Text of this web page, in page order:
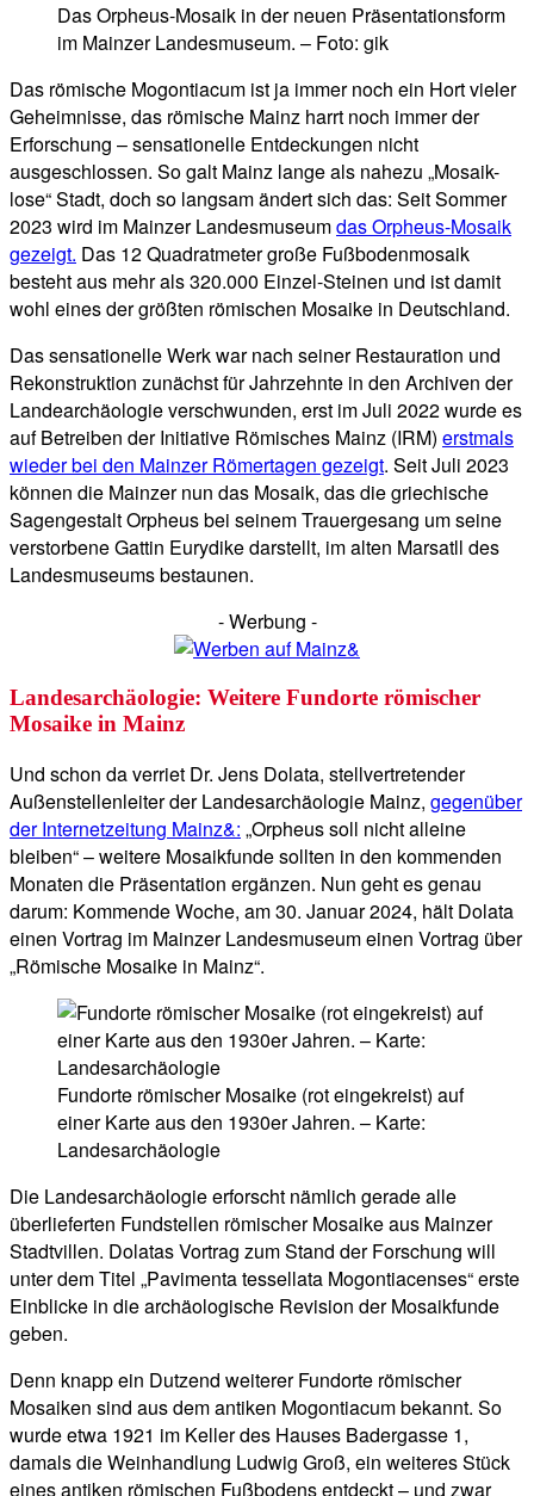
Das Orpheus-Mosaik in der neuen Präsentationsform
im Mainzer Landesmuseum. – Foto: gik
Das römische Mogontiacum ist ja immer noch ein Hort vieler
Geheimnisse, das römische Mainz harrt noch immer der
Erforschung – sensationelle Entdeckungen nicht
ausgeschlossen. So galt Mainz lange als nahezu „Mosaik-
lose“ Stadt, doch so langsam ändert sich das: Seit Sommer
2023 wird im Mainzer Landesmuseumdas Orpheus-Mosaik
gezeigt. Das 12 Quadratmeter große Fußbodenmosaik
besteht aus mehr als 320.000 Einzel-Steinen und ist damit
wohl eines der größten römischen Mosaike in Deutschland.
Das sensationelle Werk war nach seiner Restauration und
Rekonstruktion zunächst für Jahrzehnte in den Archiven der
Landearchäologie verschwunden, erst im Juli 2022 wurde es
auf Betreiben der Initiative Römisches Mainz (IRM) erstmals
wieder bei den Mainzer Römertagen gezeigt. Seit Juli 2023
können die Mainzer nun das Mosaik, das die griechische
Sagengestalt Orpheus bei seinem Trauergesang um seine
verstorbene Gattin Eurydike darstellt, im alten Marsatll des
Landesmuseums bestaunen.
- Werbung -
Landesarchäologie: Weitere Fundorte römischer
Mosaike in Mainz
Und schon da verriet Dr. Jens Dolata, stellvertretender
Außenstellenleiter der Landesarchäologie Mainz, gegenüber
der Internetzeitung Mainz&: „Orpheus soll nicht alleine
bleiben“ – weitere Mosaikfunde sollten in den kommenden
Monaten die Präsentation ergänzen. Nun geht es genau
darum: Kommende Woche, am 30. Januar 2024, hält Dolata
einen Vortrag im Mainzer Landesmuseum einen Vortrag über
„Römische Mosaike in Mainz“.
Fundorte römischer Mosaike (rot eingekreist) auf
einer Karte aus den 1930er Jahren. – Karte:
Landesarchäologie
Die Landesarchäologie erforscht nämlich gerade alle
überlieferten Fundstellen römischer Mosaike aus Mainzer
Stadtvillen. Dolatas Vortrag zum Stand der Forschung will
unter dem Titel „Pavimenta tessellata Mogontiacenses“ erste
Einblicke in die archäologische Revision der Mosaikfunde
geben.
Denn knapp ein Dutzend weiterer Fundorte römischer
Mosaiken sind aus dem antiken Mogontiacum bekannt. So
wurde etwa 1921 im Keller des Hauses Badergasse 1,
damals die Weinhandlung Ludwig Groß, ein weiteres Stück
eines antiken römischen Fußbodens entdeckt – und zwar